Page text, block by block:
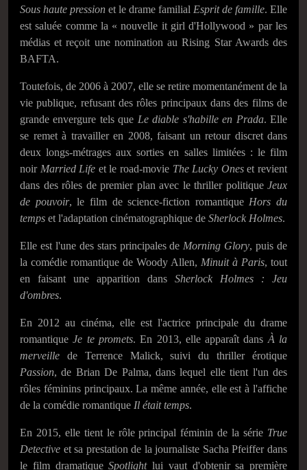
Sous haute pression et le drame familial Esprit de famille. Elle
est saluée comme la « nouvelle it girl d'Hollywood » par les
médias et reçoit une nomination au Rising Star Awards des
BAFTA.
Toutefois, de 2006 à 2007, elle se retire momentanément de la
vie publique, refusant des rôles principaux dans des films de
grande envergure tels que Le diable s'habille en Prada. Elle
se remet à travailler en 2008, faisant un retour discret dans
deux longs-métrages aux sorties en salles limitées : le film
noir Married Life et le road-movie The Lucky Oneset revient
dans des rôles de premier plan avec le thriller politique Jeux
de pouvoir, le film de science-fiction romantique Hors du
temps et l'adaptation cinématographique de Sherlock Holmes.
Elle est l'une des stars principales de Morning Glory, puis de
la comédie romantique de Woody Allen, Minuit à Paris, tout
en faisant une apparition dans Sherlock Holmes : Jeu
d'ombres.
En 2012 au cinéma, elle est l'actrice principale du drame
romantiqueJe te promets. En 2013, elle apparaît dans À la
merveille de Terrence Malick, suivi du thriller érotique
Passion, de Brian De Palma, dans lequel elle tient l'un des
rôles féminins principaux. La même année, elle est à l'affiche
de la comédie romantique Il était temps.
En 2015, elle tient le rôle principal féminin de la série True
Detective et sa prestation de la journaliste Sacha Pfeiffer dans
le film dramatiqueSpotlightlui vaut d'obtenir sa première